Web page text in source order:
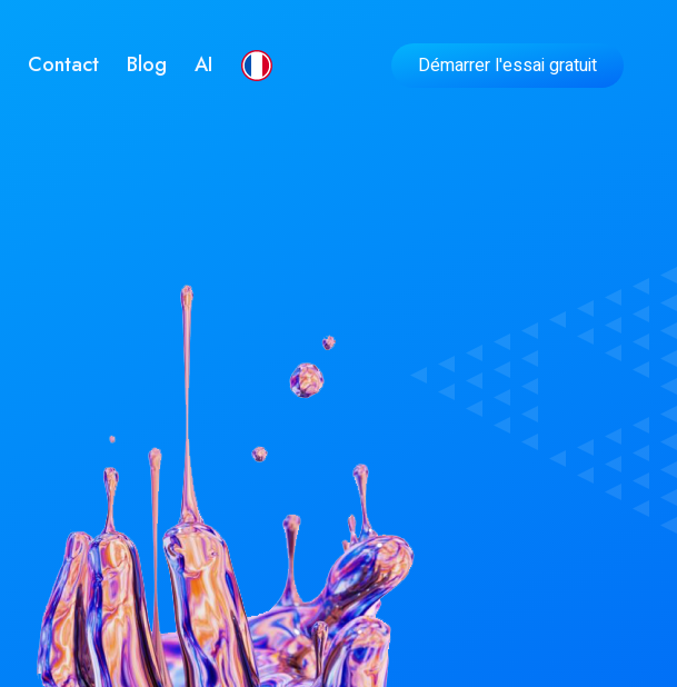
Contact Blog AI Démarrer l'essai gratuit